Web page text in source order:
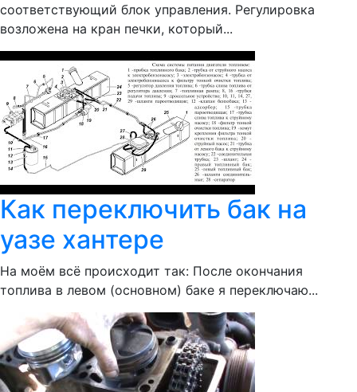
соответствующий блок управления. Регулировка
возложена на кран печки, который...
Как переключить бак на
уазе хантере
На моём всё происходит так: После окончания
топлива в левом (основном) баке я переключаю...